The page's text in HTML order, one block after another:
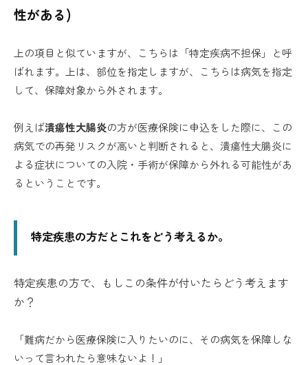
性がある)
上の項目と似ていますが、こちらは「特定疾病不担保」と呼
ばれます。上は、部位を指定しますが、こちらは病気を指定
して、保障対象から外されます。
例えば潰瘍性大腸炎の方が医療保険に申込をした際に、この
病気での再発リスクが高いと判断されると、潰瘍性大腸炎に
よる症状についての入院・手術が保障から外れる可能性があ
るということです。
特定疾患の方だとこれをどう考えるか。
特定疾患の方で、もしこの条件が付いたらどう考えます
か？
「難病だから医療保険に入りたいのに、その病気を保障しな
いって言われたら意味ないよ！」